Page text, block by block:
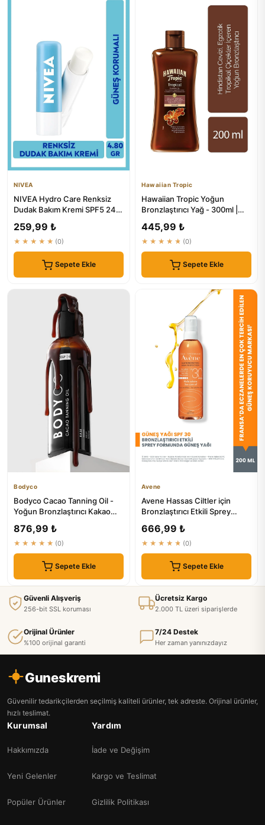
NIVEA
NIVEA Hydro Care Renksiz
Dudak Bakım Kremi SPF5 24
259,99 ₺
★★★★★ (0)
Sepete Ekle
Hawaiian Tropic
Hawaiian Tropic Yoğun
Bronzlaştırıcı Yağ - 300ml |
Bronzlaştırma
445,99 ₺
★★★★★ (0)
Sepete Ekle
Bodyco
Bodyco Cacao Tanning Oil -
Yoğun Bronzlaştırıcı Kakao
876,99 ₺
★★★★★ (0)
Sepete Ekle
Avene
Avene Hassas Ciltler için
Bronzlaştırıcı Etkili Sprey
666,99 ₺
★★★★★ (0)
Sepete Ekle
Güvenli Alışveriş
256-bit SSL koruması
Ücretsiz Kargo
2.000 TL üzeri siparişlerde
Orijinal Ürünler
%100 orijinal garanti
7/24 Destek
Her zaman yanınızdayız
Guneskremi
Güvenilir tedarikçilerden seçilmiş kaliteli ürünler, tek adreste. Orijinal ürünler,
hızlı teslimat.
Kurumsal
Hakkımızda
Yeni Gelenler
Popüler Ürünler
Yardım
İade ve Değişim
Kargo ve Teslimat
Gizlilik Politikası